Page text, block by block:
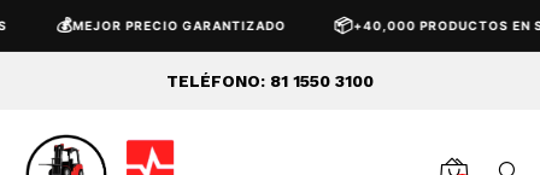
MEJOR PRECIO GARANTIZADO 📦+40,000 PRODUCTOS EN STOCK
TELÉFONO: 81 1550 3100